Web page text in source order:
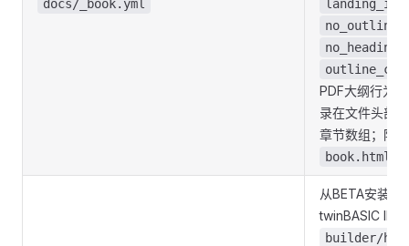
docs/_book.yml
PDF大纲行为
录在文件头部
章节数组；阶
book.html
从BETA安装程
twinBASIC IDE
builder/